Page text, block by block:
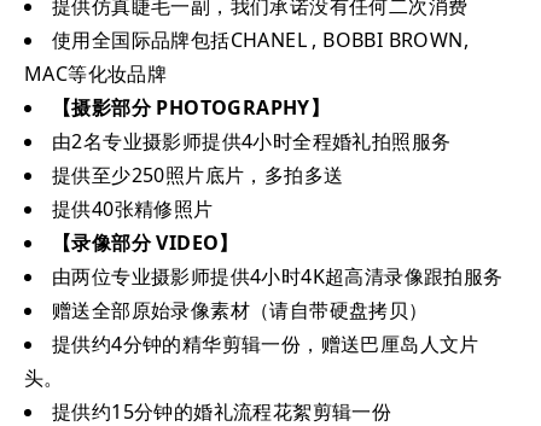
提供仿真睫毛一副，我们承诺没有任何二次消费
使用全国际品牌包括CHANEL , BOBBI BROWN,
MAC等化妆品牌
【摄影部分 PHOTOGRAPHY】
由2名专业摄影师提供4小时全程婚礼拍照服务
提供至少250照片底片，多拍多送
提供40张精修照片
【录像部分 VIDEO】
由两位专业摄影师提供4小时4K超高清录像跟拍服务
赠送全部原始录像素材（请自带硬盘拷贝）
提供约4分钟的精华剪辑一份，赠送巴厘岛人文片
头。
提供约15分钟的婚礼流程花絮剪辑一份